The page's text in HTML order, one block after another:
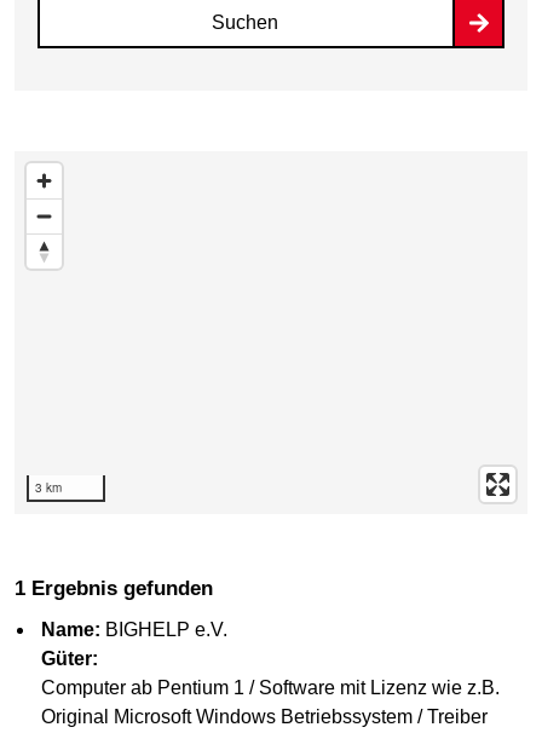
Suchen
Karte überspringen
3 km
1 Ergebnis gefunden
Name: BIGHELP e.V.
Güter:
Computer ab Pentium 1 / Software mit Lizenz wie z.B.
Original Microsoft Windows Betriebssystem / Treiber